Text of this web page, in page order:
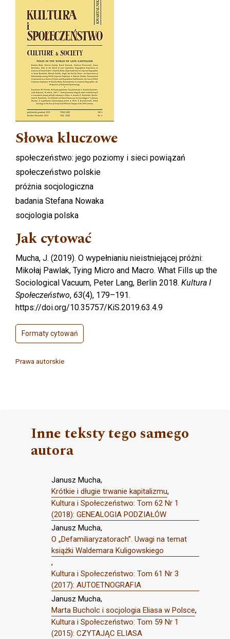
Słowa kluczowe
społeczeństwo: jego poziomy i sieci powiązań
społeczeństwo polskie
próżnia socjologiczna
badania Stefana Nowaka
socjologia polska
Jak cytować
Mucha, J. (2019). O wypełnianiu nieistniejącej próżni:
Mikołaj Pawlak, Tying Micro and Macro. What Fills up the
Sociological Vacuum, Peter Lang, Berlin 2018. Kultura I
Społeczeństwo, 63(4), 179–191.
https://doi.org/10.35757/KiS.2019.63.4.9
Formaty cytowań
Prawa autorskie
Inne teksty tego samego
autora
Janusz Mucha,
Krótkie i długie trwanie kapitalizmu,
Kultura i Społeczeństwo: Tom 62 Nr 1
(2018): GENEALOGIA PODZIAŁÓW
Janusz Mucha,
O „Defamiliaryzatorach”. Uwagi na temat
książki Waldemara Kuligowskiego
,
Kultura i Społeczeństwo: Tom 61 Nr 3
(2017): AUTOETNOGRAFIA
Janusz Mucha,
Marta Bucholc i socjologia Eliasa w Polsce,
Kultura i Społeczeństwo: Tom 59 Nr 1
(2015): CZYTAJĄC ELIASA